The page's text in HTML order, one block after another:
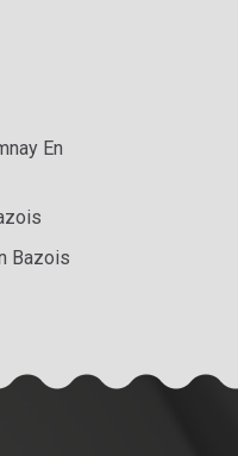
En
Bazois